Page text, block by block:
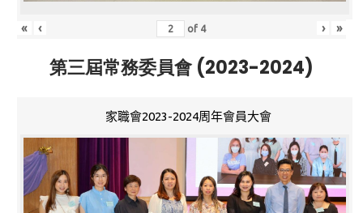
« ‹ of 4 › »
第三屆常務委員會 (2023-2024)
家職會2023-2024周年會員大會